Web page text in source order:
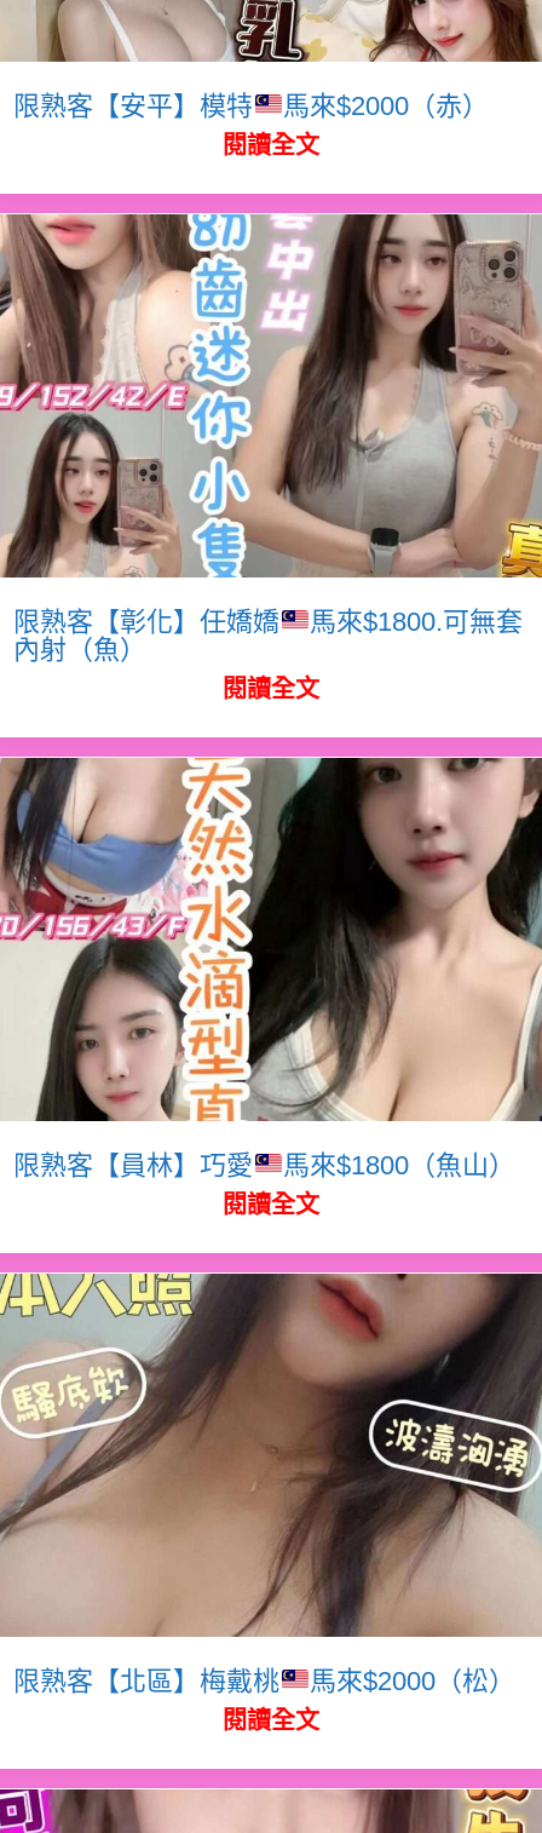
限熟客【安平】模特 馬來$2000（赤）
閱讀全文
限熟客【彰化】任嬌嬌
馬來$1800.可無套
內射（魚）
閱讀全文
限熟客【員林】巧愛 馬來$1800（魚山）
閱讀全文
限熟客【北區】梅戴桃 馬來$2000（松）
閱讀全文